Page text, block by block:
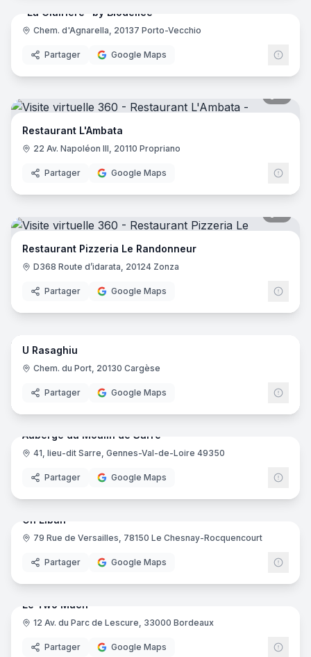
"La Clairière" by Biodélice
Chem. d'Agnarella, 20137 Porto-Vecchio
Partager Google Maps
Restaurant L'Ambata
22 Av. Napoléon III, 20110 Propriano
Partager Google Maps
Restaurant Pizzeria Le Randonneur
D368 Route d’idarata, 20124 Zonza
Partager Google Maps
10
U Rasaghiu
Chem. du Port, 20130 Cargèse
Partager Google Maps
16
Auberge du Moulin de Sarré
41, lieu-dit Sarre, Gennes-Val-de-Loire 49350
Partager Google Maps
Oh Liban
79 Rue de Versailles, 78150 Le Chesnay-Rocquencourt
Partager Google Maps
24
Le Two Much
12 Av. du Parc de Lescure, 33000 Bordeaux
Partager Google Maps